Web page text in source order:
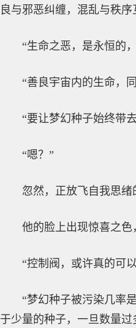
良与邪恶纠缠，混乱与秩
“生命之恶，是永恒的
“善良宇宙内的生命，
“要让梦幻种子始终带
“嗯？”
忽然，正放飞自我思绪
他的脸上出现惊喜之
“控制阀，或许真的可
“梦幻种子被污染几率
于少量的种子，一旦数量